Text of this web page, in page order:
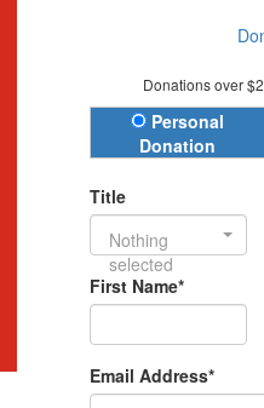
Donations over
Donation Type
Personal
Donation
Title
Nothing
selected
First Name*
Email Address*